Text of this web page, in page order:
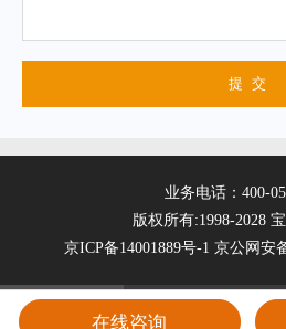
业务电话：400-
版权所有:1998-2028
京ICP备14001889号-1 京公网安
在线咨询